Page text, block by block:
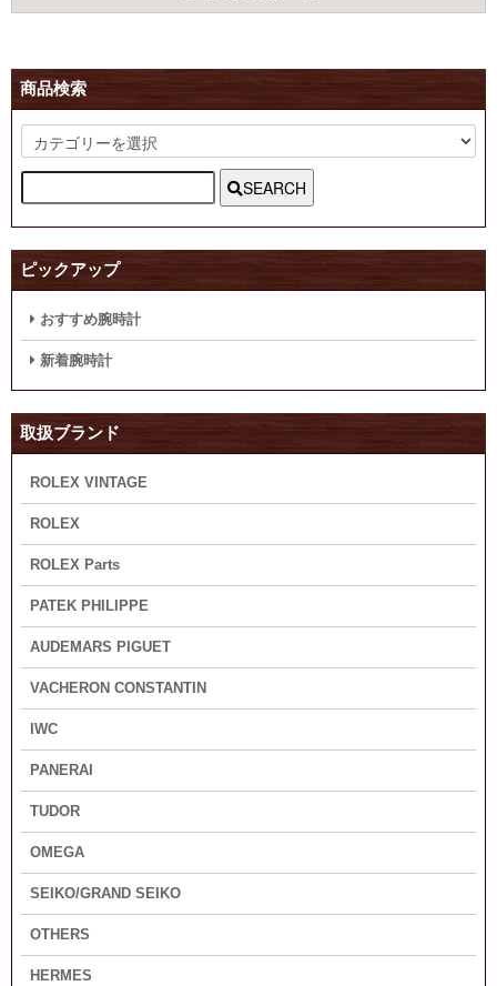
商品検索
SEARCH
ピックアップ
おすすめ腕時計
新着腕時計
取扱ブランド
ROLEX VINTAGE
ROLEX
ROLEX Parts
PATEK PHILIPPE
AUDEMARS PIGUET
VACHERON CONSTANTIN
IWC
PANERAI
TUDOR
OMEGA
SEIKO/GRAND SEIKO
OTHERS
HERMES